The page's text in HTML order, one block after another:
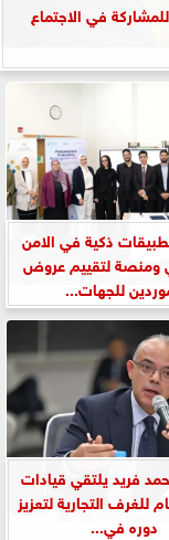
للمشاركة في الاجتماع
4 تطبيقات ذكية في الامن
ومنصة لتقييم عروض
للجهات...
فريد يلتقي قيادات
للغرف التجارية لتعزيز
دوره في...